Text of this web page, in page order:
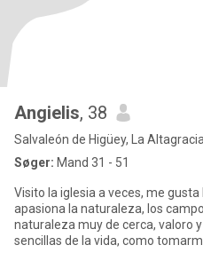
Angielis, 38
Salvaleón de Higüey, La
Søger: Mand 31 - 51
Visito la iglesia a veces, me
apasiona la naturaleza, los
naturaleza muy de cerca, valoro
sencillas de la vida, como